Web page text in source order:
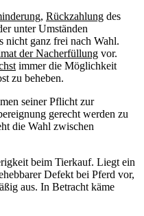
, Rückzahlung des
unter Umständen
nicht ganz frei nach Wahl.
der Nacherfüllung vor.
immer die Möglichkeit
zu beheben.
seiner Pflicht zur
gerecht werden zu
die Wahl zwischen
beim Tierkauf. Liegt ein
Defekt bei Pferd vor,
aus. In Betracht käme